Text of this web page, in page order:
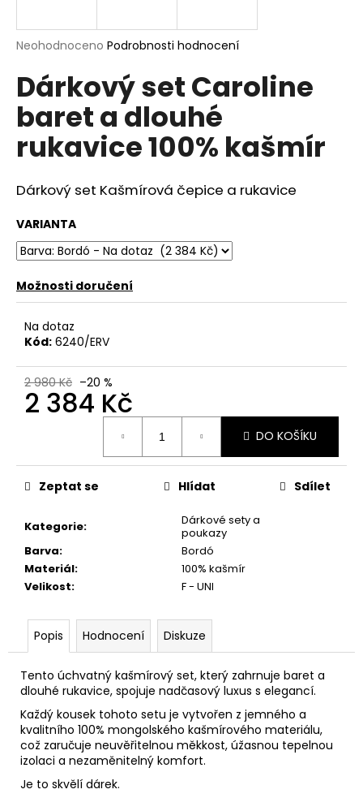
Průměrné
produktu
je
0,0
5
hvězdiček.
Neohodnoceno Podrobnosti hodnocení
Dárkový set Caroline
baret a dlouhé
rukavice 100% kašmír
Dárkový set Kašmírová čepice a rukavice
VARIANTA
Možnosti doručení
Na dotaz
Kód: 6240/ERV
2 980 Kč –20 %
2 384 Kč
DO KOŠÍKU
Kategorie:
Dárkové sety a
poukazy
Barva:
Bordó
Materiál:
100% kašmír
Velikost: F - UNI
Zeptat se Hlídat Sdílet
Popis Hodnocení Diskuze
Tento úchvatný kašmírový set, který zahrnuje baret a
dlouhé rukavice, spojuje nadčasový luxus s elegancí.
Každý kousek tohoto setu je vytvořen z jemného a
kvalitního 100% mongolského kašmírového materiálu,
což zaručuje neuvěřitelnou měkkost, úžasnou tepelnou
izolaci a nezaměnitelný komfort.
Je to skvělí dárek.
j
t
?
HLEDAT
D
o
p
u
č
u